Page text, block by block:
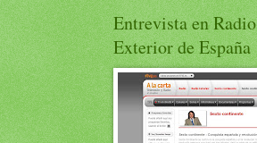
Entrevista en Radio
Exterior de España